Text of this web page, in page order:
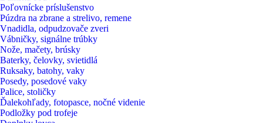
Poľovnícke príslušenstvo
Púzdra na zbrane a strelivo, remene
Vnadidla, odpudzovače zveri
Vábničky, signálne trúbky
Nože, mačety, brúsky
Baterky, čelovky, svietidlá
Ruksaky, batohy, vaky
Posedy, posedové vaky
Palice, stoličky
Ďalekohľady, fotopasce, nočné videnie
Podložky pod trofeje